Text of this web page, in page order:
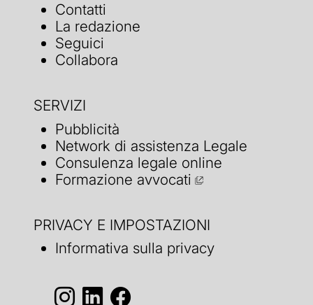
Contatti
La redazione
Seguici
Collabora
SERVIZI
Pubblicità
Network di assistenza Legale
Consulenza legale online
Formazione avvocati
PRIVACY E IMPOSTAZIONI
Informativa sulla privacy